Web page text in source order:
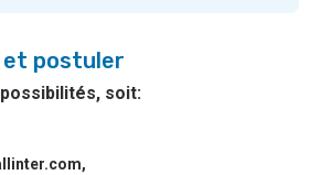
postuler
soit: